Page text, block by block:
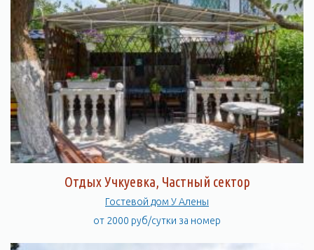
Отдых Учкуевка, Частный сектор
Гостевой дом У Алены
от 2000 руб/сутки за номер